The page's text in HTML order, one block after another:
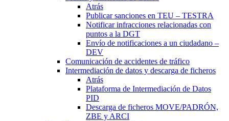
Atrás
Publicar sanciones en TEU – TESTRA
Notificar infracciones relacionadas con
puntos a la DGT
Envío de notificaciones a un ciudadano –
DEV
Comunicación de accidentes de tráfico
Intermediación de datos y descarga de ficheros
Atrás
Plataforma de Intermediación de Datos
PID
Descarga de ficheros MOVE/PADRÓN,
ZBE y ARCI